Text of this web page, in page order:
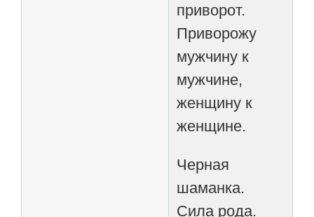
приворот.
Приворожу
мужчину к
мужчине,
женщину к
женщине.
Черная
шаманка.
Сила рода.